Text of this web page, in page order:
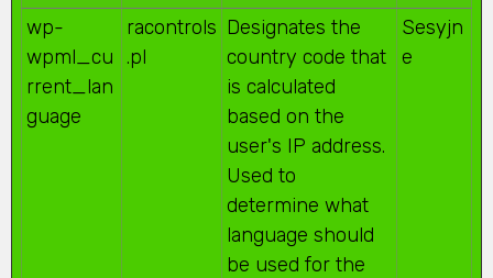
wp-
wpml_cu
rrent_lan
guage
racontrols
.pl
Designates the
country code that
is calculated
based on the
user's IP address.
Used to
determine what
language should
be used for the
Sesyjn
e